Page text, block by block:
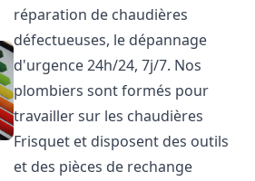
réparation de chaudières
défectueuses, le dépannage
d'urgence 24h/24, 7j/7. Nos
plombiers sont formés pour
travailler sur les chaudières
Frisquet et disposent des outils
et des pièces de rechange